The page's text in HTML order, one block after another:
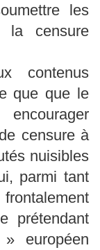
les
censure
contenus
que que le
censure à
nuisibles
parmi tant
prétendant
européen